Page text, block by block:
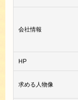
会社情報
HP
求める人物像